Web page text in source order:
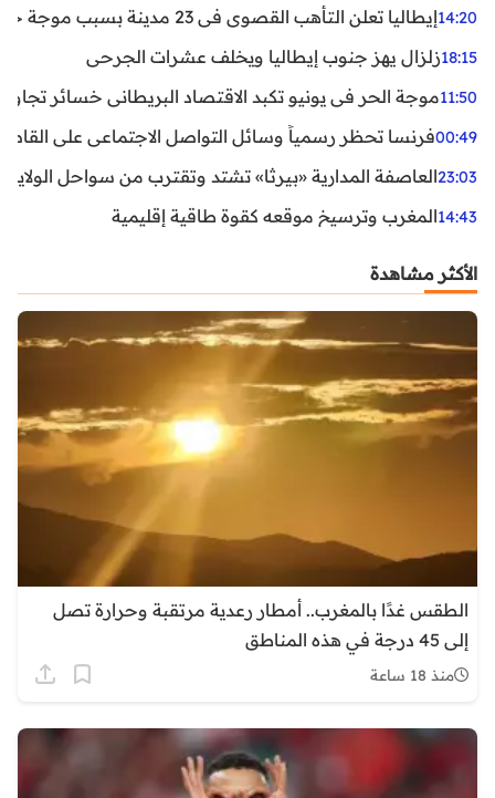
14:20إيطاليا تعلن التأهب القصوى في 23 مدينة بسبب موجة حر شديدة
18:15زلزال يهز جنوب إيطاليا ويخلف عشرات الجرحى
11:50موجة الحر في يونيو تكبد الاقتصاد البريطاني خسائر تجاوزت 1.5 مليار
00:49فرنسا تحظر رسمياً وسائل التواصل الاجتماعي على القاصرين
23:03العاصفة المدارية «بيرثا» تشتد وتقترب من سواحل
14:43المغرب وترسيخ موقعه كقوة طاقية إقليمية
الأكثر مشاهدة
الطقس غدًا بالمغرب.. أمطار رعدية مرتقبة وحرارة تصل
إلى 45 درجة في هذه المناطق
منذ 18 ساعة